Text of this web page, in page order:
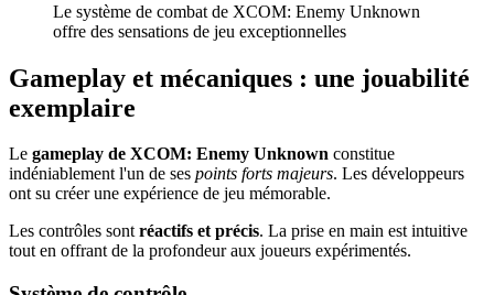
Le système de combat de XCOM: Enemy Unknown
offre des sensations de jeu exceptionnelles
Gameplay et mécaniques : une jouabilité
exemplaire
Le gameplay de XCOM: Enemy Unknown constitue
indéniablement l'un de ses points forts majeurs. Les développeurs
ont su créer une expérience de jeu mémorable.
Les contrôles sontréactifs et précis. La prise en main est intuitive
tout en offrant de la profondeur aux joueurs expérimentés.